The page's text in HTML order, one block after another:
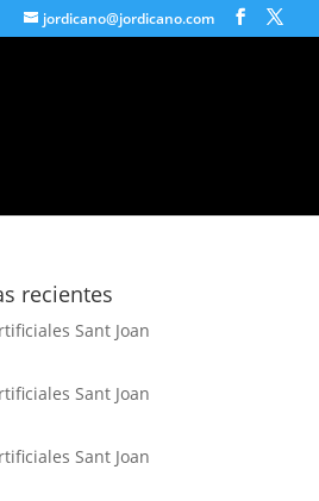
jordicano@jordicano.com
recientes
Sant Joan
Sant Joan
Sant Joan